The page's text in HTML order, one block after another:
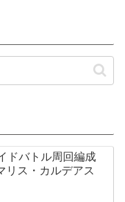
ドバトル周回編成
リス・カルデアス